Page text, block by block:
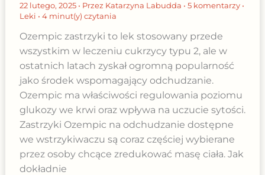
22 lutego, 2025 • Przez Katarzyna Labudda • 5 komentarzy •
Leki • 4 minut(y) czytania
Ozempic zastrzyki to lek stosowany przede
wszystkim w leczeniu cukrzycy typu 2, ale w
ostatnich latach zyskał ogromną popularność
jako środek wspomagający odchudzanie.
Ozempic ma właściwości regulowania poziomu
glukozy we krwi oraz wpływa na uczucie sytości.
Zastrzyki Ozempic na odchudzanie dostępne
we wstrzykiwaczu są coraz częściej wybierane
przez osoby chcące zredukować masę ciała. Jak
dokładnie